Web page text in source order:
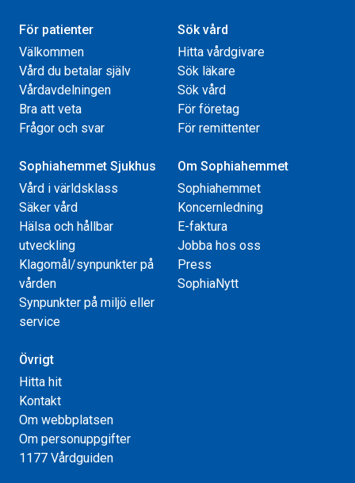
För patienter
Välkommen
Vård du betalar själv
Vårdavdelningen
Bra att veta
Frågor och svar
Sök vård
Hitta vårdgivare
Sök läkare
Sök vård
För företag
För remittenter
Sophiahemmet Sjukhus
Vård i världsklass
Säker vård
Hälsa och hållbar
utveckling
Klagomål/synpunkter på
vården
Synpunkter på miljö eller
service
Om Sophiahemmet
Sophiahemmet
Koncernledning
E-faktura
Jobba hos oss
Press
SophiaNytt
Övrigt
Hitta hit
Kontakt
Om webbplatsen
Om personuppgifter
1177 Vårdguiden